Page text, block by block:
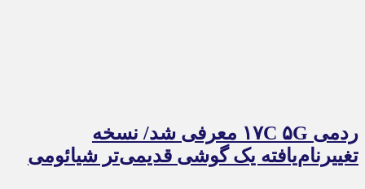
ردمی ۱۷C ۵G معرفی شد/ نسخه
تغییرنام‌یافته یک گوشی قدیمی‌تر شیائومی